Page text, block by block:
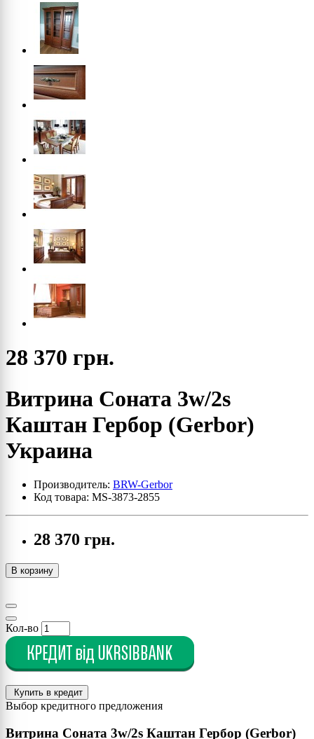
28 370 грн.
Витрина Соната 3w/2s
Каштан Гербор (Gerbor)
Украина
Производитель: BRW-Gerbor
Код товара: MS-3873-2855
28 370 грн.
В корзину
Кол-во
Купить в кредит
Выбор кредитного предложения
Витрина Соната 3w/2s Каштан Гербор (Gerbor)